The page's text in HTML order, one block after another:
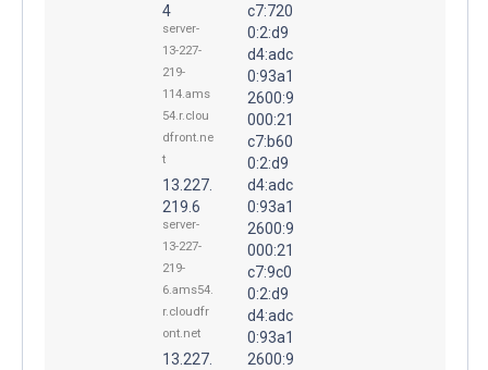
4
server-
13-227-
219-
114.ams
54.r.clou
dfront.ne
t
13.227.
219.6
server-
13-227-
219-
6.ams54.
r.cloudfr
ont.net
13.227.
c7:720
0:2:d9
d4:adc
0:93a1
2600:9
000:21
c7:b60
0:2:d9
d4:adc
0:93a1
2600:9
000:21
c7:9c0
0:2:d9
d4:adc
0:93a1
2600:9